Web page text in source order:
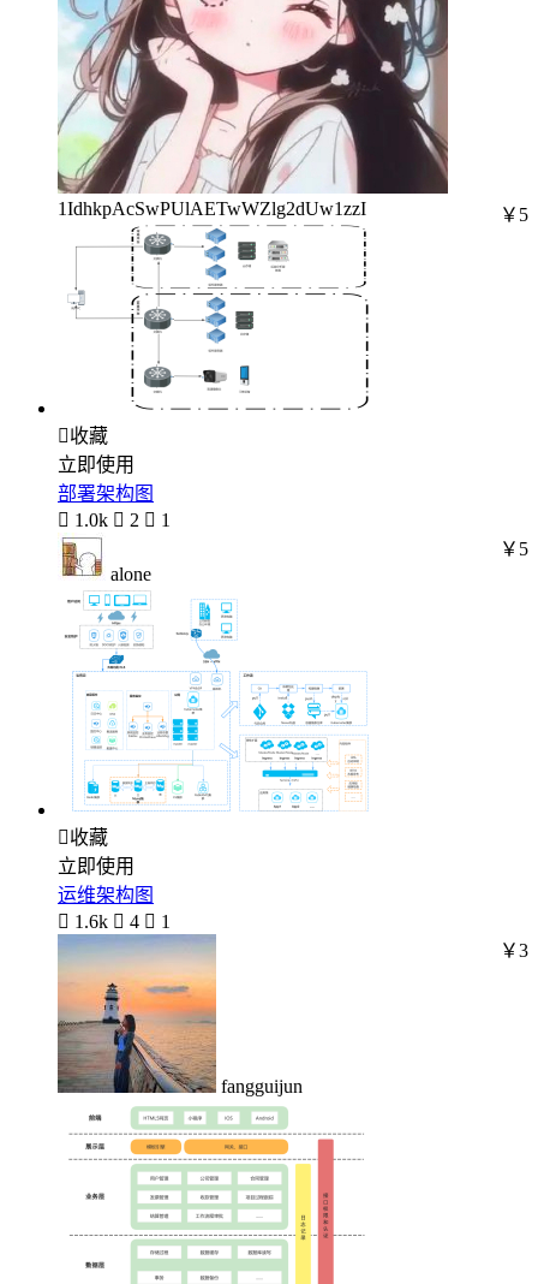
1IdhkpAcSwPUlAETwWZlg2dUw1zzI ￥5
收藏
立即使用
部署架构图
 1.0k  2  1
alone
￥5
收藏
立即使用
运维架构图
 1.6k  4  1
fangguijun
￥3